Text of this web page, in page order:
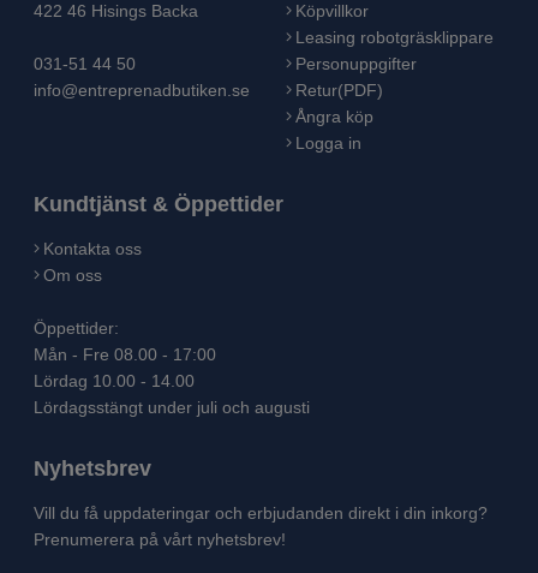
422 46 Hisings Backa
031-51 44 50
info@entreprenadbutiken.se
Köpvillkor
Leasing robotgräsklippare
Personuppgifter
Retur(PDF)
Ångra köp
Logga in
Kundtjänst & Öppettider
Kontakta oss
Om oss
Öppettider:
Mån - Fre 08.00 - 17:00
Lördag 10.00 - 14.00
Lördagsstängt under juli och augusti
Nyhetsbrev
Vill du få uppdateringar och erbjudanden direkt i din inkorg?
Prenumerera på vårt nyhetsbrev!